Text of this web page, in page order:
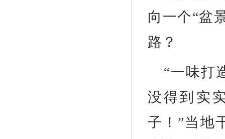
向一个“盆
路？
“一味打
没得到实
子！”当地